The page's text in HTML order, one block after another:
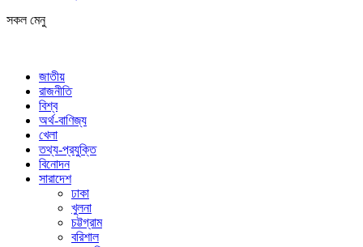
সকল মেনু
জাতীয়
রাজনীতি
বিশ্ব
অর্থ-বাণিজ্য
খেলা
তথ্য-প্রযুক্তি
বিনোদন
সারাদেশ
ঢাকা
খুলনা
চট্টগ্রাম
বরিশাল